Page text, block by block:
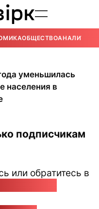
ОБЩЕСТВОАНАЛИТИКА
уменьшилась
населения в
подписчикам
или обратитесь в